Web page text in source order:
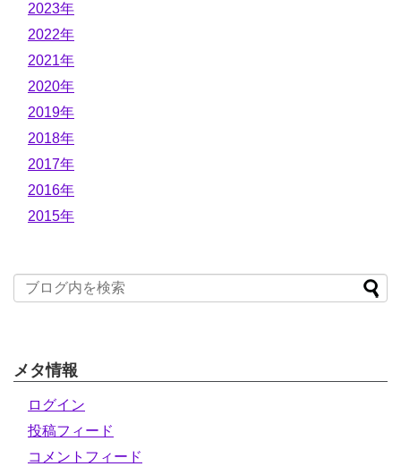
2023年
2022年
2021年
2020年
2019年
2018年
2017年
2016年
2015年
メタ情報
ログイン
投稿フィード
コメントフィード